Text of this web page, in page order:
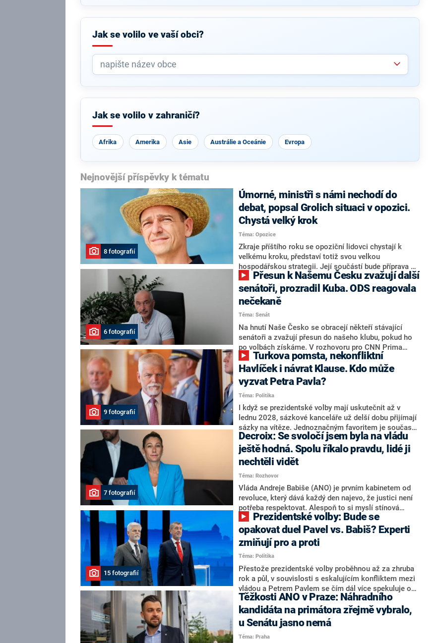
Jak se volilo ve vaší obci?
Jak se volilo v zahraničí?
Afrika Amerika Asie Austrálie a Oceánie Evropa
Nejnovější příspěvky k tématu
8 fotografií
Úmorné, ministři s námi nechodí do
debat, popsal Grolich situaci v opozici.
Chystá velký krok
Téma: Opozice
Zkraje příštího roku se opoziční lidovci chystají k
velkému kroku, představí totiž svou velkou
hospodářskou strategii. Její součástí bude příprava na
stárnutí populace, řekl ve středu na setkání s novináři
nový předseda lidovců Jan Grolich. Ten zároveň v
senátních volbách kandiduje ve Vyškově. Popsal i
aktivitu opozice, o níž vládní strany nebo političtí
komentátoři mluví jako o slabé a v defenzivě. „Je to
úmorná práce upozorňovat na chyby vlády. Ministři s
námi navíc nechodí do debat. Chceme ale ukazovat
svoje témata,“ odpověděl Grolich na dotaz CNN Prima
NEWS.
6 fotografií
senátoři, prozradil Kuba. ODS reagovala
nečekaně
Téma: Senát
Na hnutí Naše Česko se obracejí někteří stávající
senátoři a zvažují přesun do našeho klubu, pokud ho
po volbách získáme. V rozhovoru pro CNN Prima
NEWS to řekl zakladatel hnutí a jihočeský hejtman
Martin Kuba. Konkrétní nebyl, ale získat by takto mohl
například senátora Zdeňka Hrabu, který je dnes
součástí klubu ODS a TOP 09. Hraba to na dotaz
redakce nevyloučil. Předseda klubu senátorů ODS
Zdeněk Nytra redakci řekl, že počítá s odchodem
některých senátorů z klubu a že Naše Česko není
nepřítel, ale soupeř.
9 fotografií
Havlíček i návrat Klause. Kdo může
vyzvat Petra Pavla?
Téma: Politika
I když se prezidentské volby mají uskutečnit až v
lednu 2028, sázkové kanceláře už delší dobu přijímají
sázky na vítěze. Jednoznačným favoritem je současná
hlava státu Petr Pavel. Daleko za ním pak bookmakeři
zmiňují dva výrazné politiky ANO, tedy premiéra
Andreje Babiše a ministra průmyslu Karla Havlíčka.
Oblíbeným tipem samotných sázkařů je poslanec za
Motoristy Filip Turek. Politolog Jan Kubáček nicméně
o případné kandidatuře kohokoliv ze zmíněné trojice
značně pochybuje. Podle něj současná koalice dosud
nemá osobu, která by Pavlovi mohla konkurovat.
7 fotografií
Decroix: Se svoločí jsem byla na vládu
ještě hodná. Spolu říkalo pravdu, lidé ji
nechtěli vidět
Téma: Rozhovor
Vláda Andreje Babiše (ANO) je prvním kabinetem od
revoluce, který dává každý den najevo, že justici není
potřeba respektovat. Alespoň to si myslí stínová
ministryně spravedlnosti ODS Eva Decroix. V
rozhovoru pro CNN Prima NEWS si nebrala servítky
ohledně politického výkonu svého nástupce Jeronýma
Tejce (za ANO) či vládní zmocněnkyně pro lidská
práva Taťány Malé (ANO). Označením „svoloč“ na
adresu vlády prý byla ještě hodná. Decroix se také
vrátila k volební porážce koalice Spolu či promluvila o
hnutí Naše Česko Martina Kuby.
15 fotografií
opakovat duel Pavel vs. Babiš? Experti
zmiňují pro a proti
Téma: Politika
Přestože prezidentské volby proběhnou až za zhruba
rok a půl, v souvislosti s eskalujícím konfliktem mezi
vládou a Petrem Pavlem se čím dál více spekuluje o
tom, koho by do bitvy o Hrad mohla vyslat současná
koalice. Někteří političtí komentátoři znovu vytahují
jméno premiéra Andreje Babiše (ANO). Jak moc je
pravděpodobné, že se v prezidentských volbách 2028
bude znovu opakovat souboj z roku 2023?
Těžkosti ANO v Praze: Náhradního
kandidáta na primátora zřejmě vybralo,
u Senátu jasno nemá
Téma: Praha